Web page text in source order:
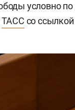
условно
ТАСС со